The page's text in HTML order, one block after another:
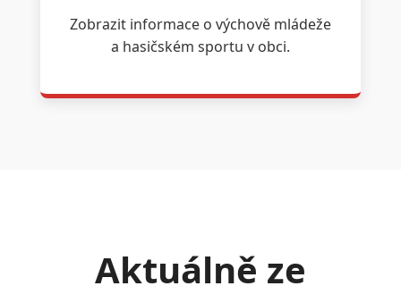
Zobrazit informace o výchově mládeže
a hasičském sportu v obci.
Aktuálně ze